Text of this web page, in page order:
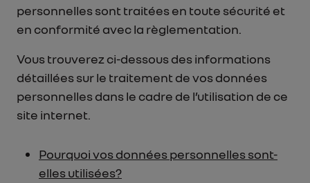
personnelles sont traitées en toute sécurité et
en conformité avec la règlementation.
Vous trouverez ci-dessous des informations
détaillées sur le traitement de vos données
personnelles dans le cadre de l’utilisation de ce
site internet.
Pourquoi vos données personnelles sont-
elles utilisées?